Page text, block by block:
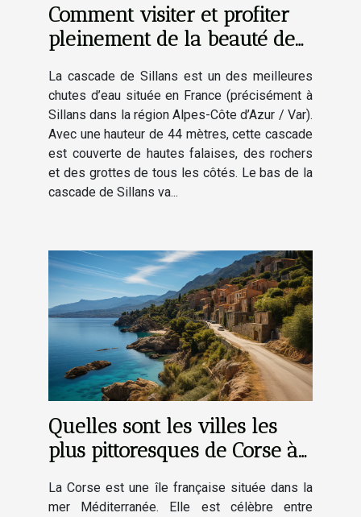
Comment visiter et profiter
pleinement de la beauté de
La cascade de Sillans est un des meilleures
chutes d’eau située en France (précisément à
Sillans dans la région Alpes-Côte d’Azur / Var).
Avec une hauteur de 44 mètres, cette cascade
est couverte de hautes falaises, des rochers
et des grottes de tous les côtés. Le bas de la
cascade de Sillans va...
Quelles sont les villes les
plus pittoresques de Corse à
La Corse est une île française située dans la
mer Méditerranée. Elle est célèbre entre